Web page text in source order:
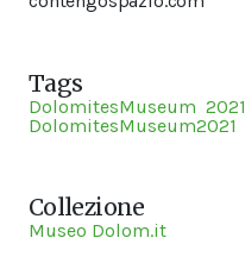
Tags
DolomitesMuseum 2021
DolomitesMuseum2021
Collezione
Museo Dolom.it